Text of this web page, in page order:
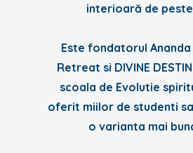
interioară de peste
Este fondatorul
Retreat si DIVINE
scoala de Evolutie
oferit miilor de studenti
o varianta mai